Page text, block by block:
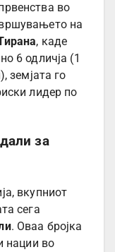
во
на
, каде
6 одличја (1
земјата го
лидер по
за
вкупниот
сега
. Оваа бројка
нации во